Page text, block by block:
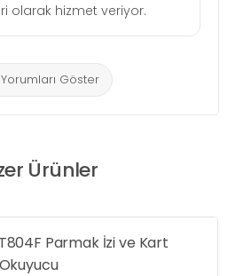
olarak hizmet veriyor.
Göster
Ürünler
Parmak İzi ve Kart
Okuyucu